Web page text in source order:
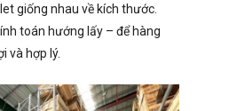
giống nhau về kích thước.
toán hướng lấy – để hàng
và hợp lý.